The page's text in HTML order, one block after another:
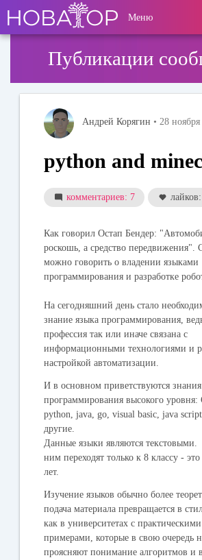
основному
содержанию
User
account
Меню
Публикации
Андрей Корягин • 28
python and
комментариев: 7
Как говорил Остап Бендер:
роскошь, а средство передвижения".
можно говорить о владении языками
программирования и разработке
На сегодняшний день стало
знание языка программирования,
профессия так или иначе связана с
информационными технологиями и
настройкой автоматизации.
И в основном приветствуются знания
программирования высокого уровня:
python, java, go, visual basic, java
другие.
Данные языки являются
ним переходят только к 8 классу -
лет.
Изучение языков обычно более
подача материала превращается в
как в университетах с
примерами, которые в свою очередь
проясняют понимание алгоритмов и